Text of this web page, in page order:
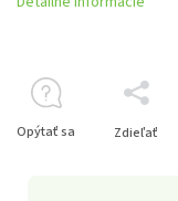
Opýtať sa Zdieľať